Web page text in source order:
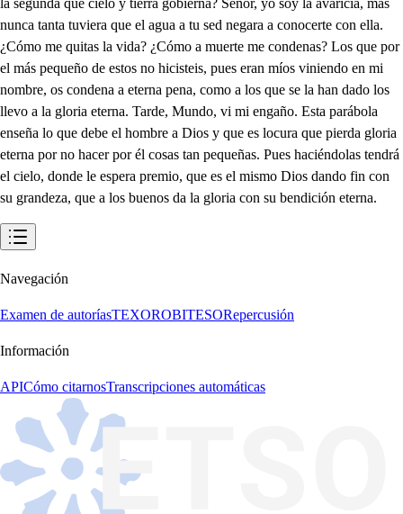
Navegación
Examen de autoríasTEXOROBITESORepercusión
Información
APICómo citarnosTranscripciones automáticas